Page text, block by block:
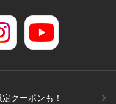
クーポンも！